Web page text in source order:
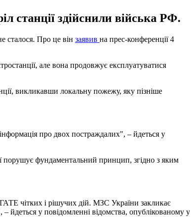
станції здійснили війська РФ.
сталося. Про це він заявив на прес-конференції 4
але вона продовжує експлуатуватися
викликавши локальну пожежу, яку пізніше
про двох постраждалих", – йдеться у
порушує фундаментальний принцип, згідно з яким
чітких і рішучих дій. МЗС України закликає
йдеться у повідомленні відомства, опублікованому у